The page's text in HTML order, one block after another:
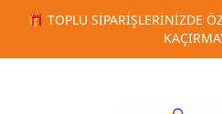
🚀 KURUMSAL
1 2